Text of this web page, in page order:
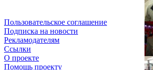
Пользовательское соглашение
Подписка на новости
Рекламодателям
Ссылки
О проекте
Помощь проекту